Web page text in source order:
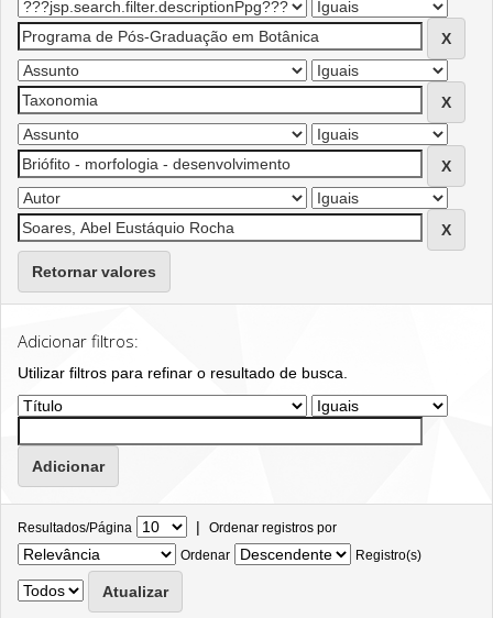
Retornar valores
Adicionar filtros:
Utilizar filtros para refinar o resultado de busca.
Resultados/Página | Ordenar registros por
Ordenar
Registro(s)